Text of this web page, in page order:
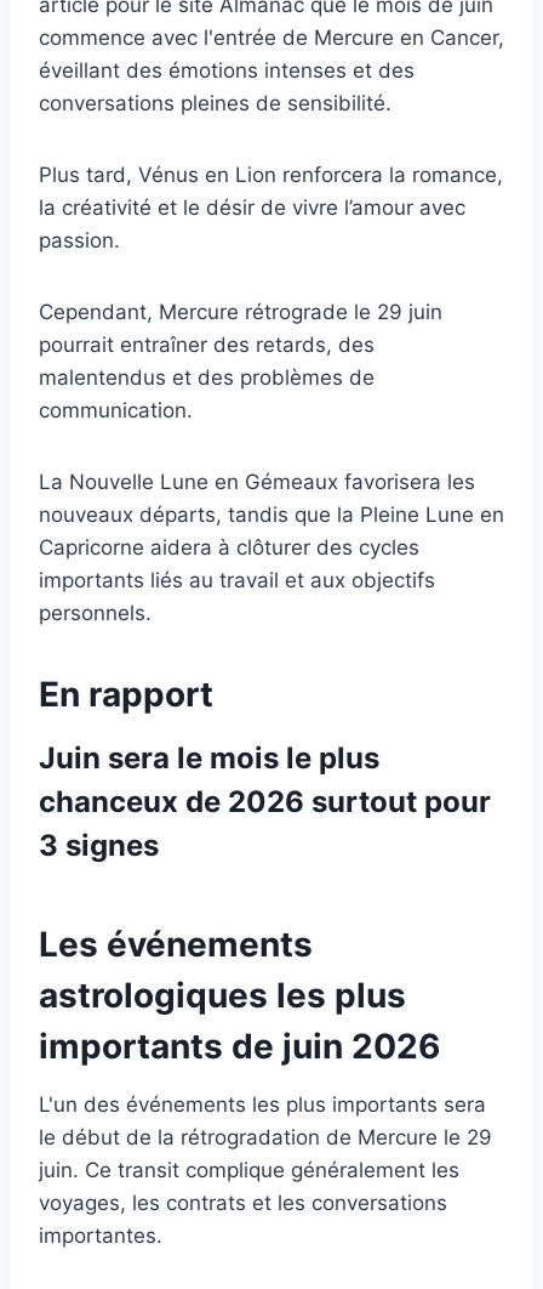
article pour le site Almanac que le mois de juin
commence avec l'entrée de Mercure en Cancer,
éveillant des émotions intenses et des
conversations pleines de sensibilité.
Plus tard, Vénus en Lion renforcera la romance,
la créativité et le désir de vivre l’amour avec
passion.
Cependant, Mercure rétrograde le 29 juin
pourrait entraîner des retards, des
malentendus et des problèmes de
communication.
La Nouvelle Lune en Gémeaux favorisera les
nouveaux départs, tandis que la Pleine Lune en
Capricorne aidera à clôturer des cycles
importants liés au travail et aux objectifs
personnels.
En rapport
Juin sera le mois le plus
chanceux de 2026 surtout pour
3 signes
Les événements
astrologiques les plus
importants de juin 2026
L'un des événements les plus importants sera
le début de la rétrogradation de Mercure le 29
juin. Ce transit complique généralement les
voyages, les contrats et les conversations
importantes.